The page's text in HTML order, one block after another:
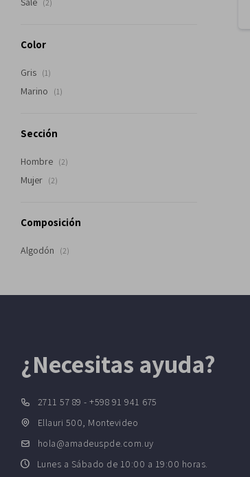
(2)
Color
Gris (1)
Marino (1)
Sección
Hombre (2)
Mujer (2)
Composición
Algodón (2)
¿Necesitas ayuda?
2711 57 89 - +598 91 941 675
Ellauri 500, Montevideo
hola@amadeuspde.com.uy
Lunes a Sábado de 10:00 a 19:00 horas.